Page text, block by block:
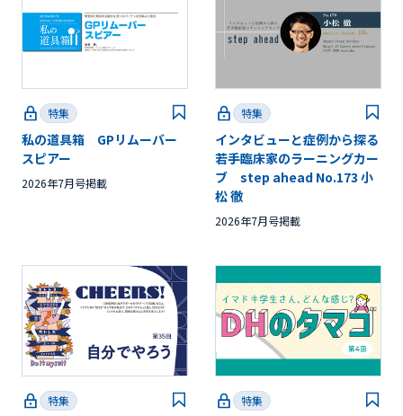
特集
私の道具箱 GPリムーバー
スピアー
2026年7月号掲載
特集
インタビューと症例から探る
若手臨床家のラーニングカー
ブ step ahead No.173 小
松 徹
2026年7月号掲載
特集 特集